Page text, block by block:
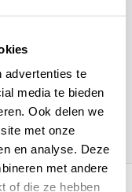
advertenties te
media te bieden
Ook delen we
met onze
en analyse. Deze
met andere
of die ze hebben